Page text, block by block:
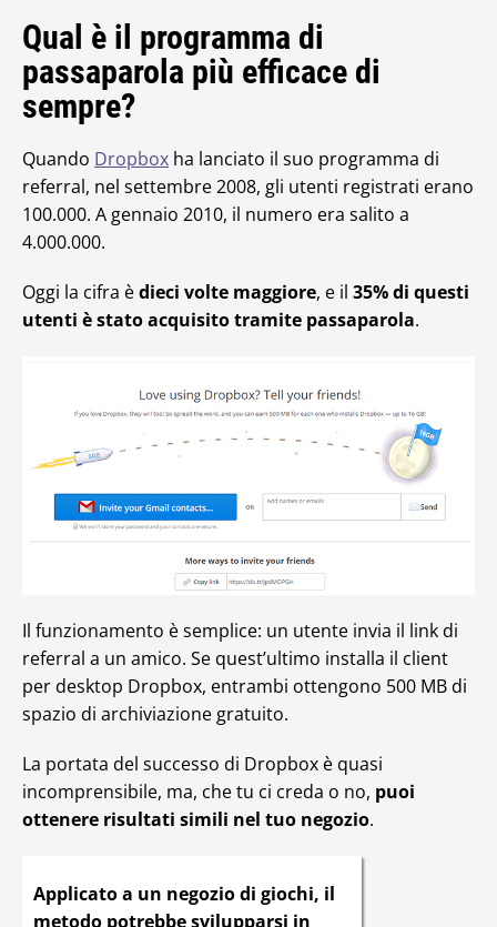
Qual è il programma di
passaparola più efficace di
sempre?
Quando Dropbox ha lanciato il suo programma di
referral, nel settembre 2008, gli utenti registrati erano
100.000. A gennaio 2010, il numero era salito a
4.000.000.
Oggi la cifra èdieci volte maggiore, e il 35% di questi
utenti è stato acquisito tramite passaparola.
Il funzionamento è semplice: un utente invia il link di
referral a un amico. Se quest’ultimo installa il client
per desktop Dropbox, entrambi ottengono 500 MB di
spazio di archiviazione gratuito.
La portata del successo di Dropbox è quasi
incomprensibile, ma, che tu ci creda o no, puoi
ottenere risultati simili nel tuo negozio.
Applicato a un negozio di giochi, il
metodo potrebbe svilupparsi in